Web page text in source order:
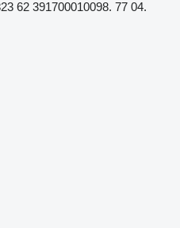
62 391700010098. 77 04.